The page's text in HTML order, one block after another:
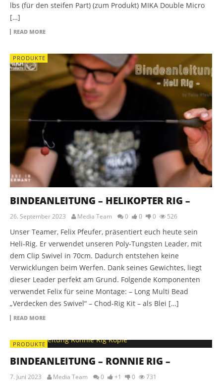
lbs (für den steifen Part) (zum Produkt) MIKA Double Micro
[…]
READ MORE
PRODUKTE
BINDEANLEITUNG – HELIKOPTER RIG –
26. September 2023 Media Team 0 0 0 526
Unser Teamer, Felix Pfeufer, präsentiert euch heute sein
Heli-Rig. Er verwendet unseren Poly-Tungsten Leader, mit
dem Clip Swivel in 70cm. Dadurch entstehen keine
Verwicklungen beim Werfen. Dank seines Gewichtes, liegt
dieser Leader perfekt am Grund. Folgende Komponenten
verwendet Felix für seine Montage: – Long Multi Bead
„Verdecken des Swivel“ – Chod-Rig Kit – als Blei […]
READ MORE
PRODUKTE
BINDEANLEITUNG – RONNIE RIG –
7. Juni 2023 Media Team 0 +1 0 731